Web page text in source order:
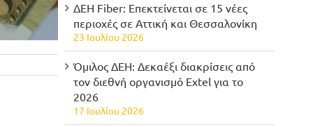
ΔΕΗ Fiber: Επεκτείνεται σε 15 νέες
περιοχές σε Αττική και Θεσσαλονίκη
23 Ιουλίου 2026
Όμιλος ΔΕΗ: Δεκαέξι διακρίσεις από
τον διεθνή οργανισμό Extel για το
2026
17 Ιουλίου 2026